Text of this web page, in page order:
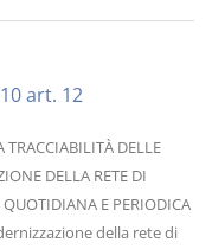
art. 12
TRACCIABILITÀ DELLE
DELLA RETE DI
E PERIODICA
della rete di